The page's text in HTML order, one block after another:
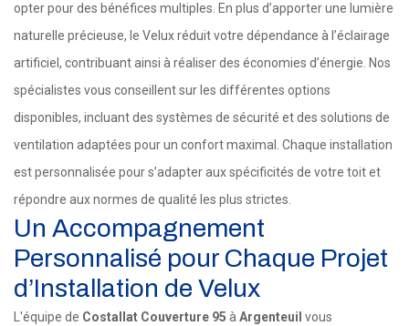
opter pour des bénéfices multiples. En plus d’apporter une lumière
naturelle précieuse, le Velux réduit votre dépendance à l’éclairage
artificiel, contribuant ainsi à réaliser des économies d’énergie. Nos
spécialistes vous conseillent sur les différentes options
disponibles, incluant des systèmes de sécurité et des solutions de
ventilation adaptées pour un confort maximal. Chaque installation
est personnalisée pour s’adapter aux spécificités de votre toit et
répondre aux normes de qualité les plus strictes.
Un Accompagnement
Personnalisé pour Chaque Projet
d’Installation de Velux
L'équipe de Costallat Couverture 95 à Argenteuil vous